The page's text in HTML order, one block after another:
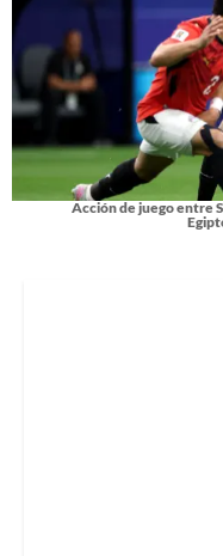
Acción de juego entre